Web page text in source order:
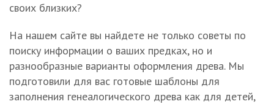
своих близких?
На нашем сайте вы найдете не только советы по
поиску информации о ваших предках, но и
разнообразные варианты оформления древа. Мы
подготовили для вас готовые шаблоны для
заполнения генеалогического древа как для детей,